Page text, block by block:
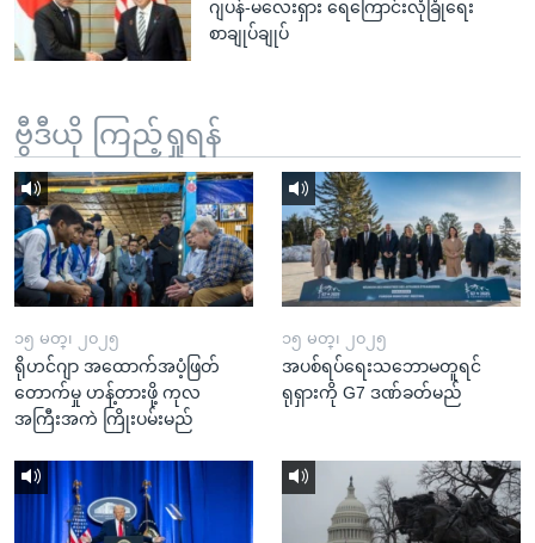
ဂျပန်-မလေးရှား ရေကြောင်းလုံခြုံရေး
စာချုပ်ချုပ်
ဗွီဒီယို ကြည့်ရှုရန်
၁၅ မတ္၊ ၂၀၂၅
ရိုဟင်ဂျာ အထောက်အပံ့ဖြတ်
တောက်မှု ဟန့်တားဖို့ ကုလ
အကြီးအကဲ ကြိုးပမ်းမည်
၁၅ မတ္၊ ၂၀၂၅
အပစ်ရပ်ရေးသဘောမတူရင်
ရုရှားကို G7 ဒဏ်ခတ်မည်